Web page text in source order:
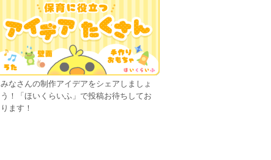
みなさんの制作アイデアをシェアしましょ
う！「ほいくらいふ」で投稿お待ちしてお
ります！